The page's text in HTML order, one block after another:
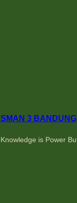
SMAN 3 BANDUNG
Knowledge is Power